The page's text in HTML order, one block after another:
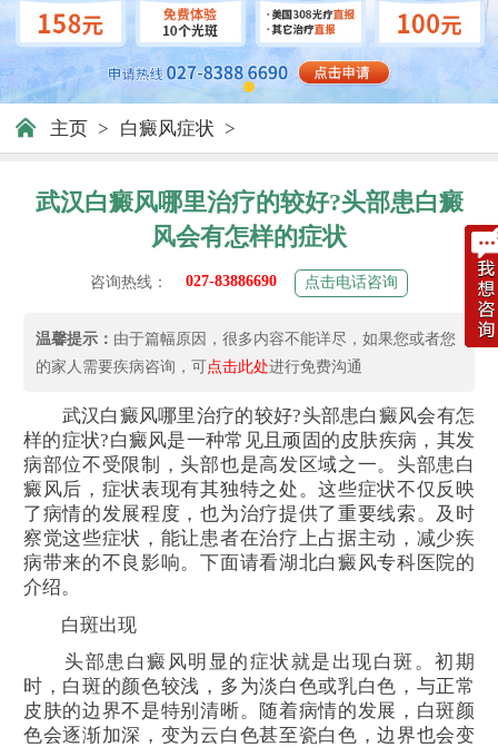
主页 > 白癜风症状 >
武汉白癜风哪里治疗的较好?头部患白癜
风会有怎样的症状
咨询热线： 027-83886690 点击电话咨询
温馨提示： 由于篇幅原因，很多内容不能详尽，如果您或者您
的家人需要疾病咨询，可点击此处进行免费沟通
武汉白癜风哪里治疗的较好?头部患白癜风会有怎
样的症状?白癜风是一种常见且顽固的皮肤疾病，其发
病部位不受限制，头部也是高发区域之一。头部患白
癜风后，症状表现有其独特之处。这些症状不仅反映
了病情的发展程度，也为治疗提供了重要线索。及时
察觉这些症状，能让患者在治疗上占据主动，减少疾
病带来的不良影响。下面请看湖北白癜风专科医院的
介绍。
白斑出现
头部患白癜风明显的症状就是出现白斑。初期
时，白斑的颜色较浅，多为淡白色或乳白色，与正常
皮肤的边界不是特别清晰。随着病情的发展，白斑颜
色会逐渐加深，变为云白色甚至瓷白色，边界也会变